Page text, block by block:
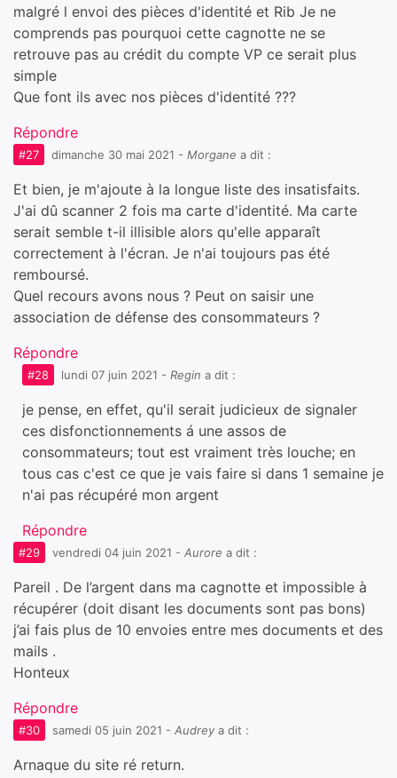
malgré l envoi des pièces d'identité et Rib Je ne
comprends pas pourquoi cette cagnotte ne se
retrouve pas au crédit du compte VP ce serait plus
simple
Que font ils avec nos pièces d'identité ???
Répondre
#27 dimanche 30 mai 2021 - Morgane a dit :
Et bien, je m'ajoute à la longue liste des insatisfaits.
J'ai dû scanner 2 fois ma carte d'identité. Ma carte
serait semble t-il illisible alors qu'elle apparaît
correctement à l'écran. Je n'ai toujours pas été
remboursé.
Quel recours avons nous ? Peut on saisir une
association de défense des consommateurs ?
Répondre
#28 lundi 07 juin 2021 - Regin a dit :
je pense, en effet, qu'il serait judicieux de signaler
ces disfonctionnements á une assos de
consommateurs; tout est vraiment très louche; en
tous cas c'est ce que je vais faire si dans 1 semaine je
n'ai pas récupéré mon argent
Répondre
#29 vendredi 04 juin 2021 - Aurore a dit :
Pareil . De l’argent dans ma cagnotte et impossible à
récupérer (doit disant les documents sont pas bons)
j’ai fais plus de 10 envoies entre mes documents et des
mails .
Honteux
Répondre
#30 samedi 05 juin 2021 - Audrey a dit :
Arnaque du site ré return.